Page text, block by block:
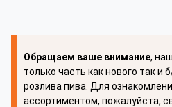
Обращаем ваше внимание,
только часть как нового так и
розлива пива. Для
ассортиментом, пожалуйста,